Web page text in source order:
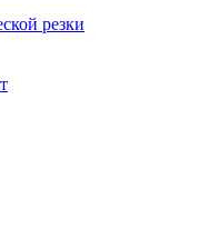
резки